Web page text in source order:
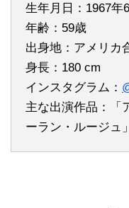
生年月日：1967年
年齢：59歳
出身地：アメリカ
身長：180 cm
インスタグラム：
主な出演作品：「
ーラン・ルージュ